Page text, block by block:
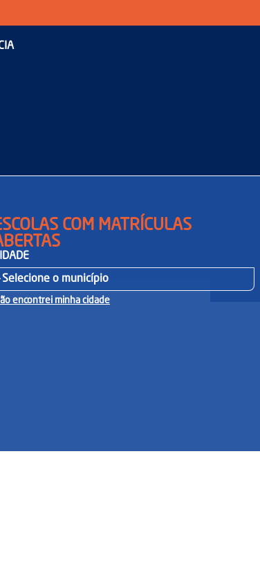
COM MATRÍCULAS
encontrei minha cidade